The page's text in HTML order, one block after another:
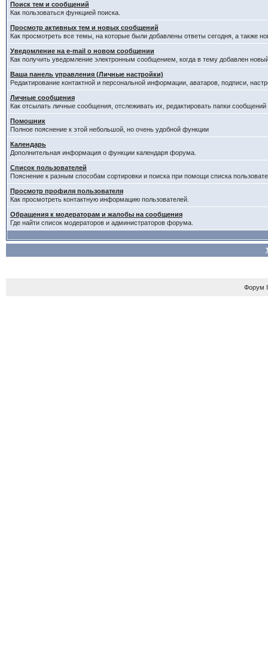
Поиск тем и сообщений
Как пользоваться функцией поиска.
Просмотр активных тем и новых сообщений
Как просмотреть все темы, на которые были добавлены ответы сегодня, а также
Уведомление на е-mail о новом сообщении
Как получить уведомление электронным сообщением, когда в тему добавлен
Ваша панель управления (Личные настройки)
Редактирование контактной и персональной информации, аватаров, подписи,
Личные сообщения
Как отсылать личные сообщения, отслеживать их, редактировать папки
Помошник
Полное пояснение к этой небольшой, но очень удобной функции
Календарь
Дополнительная информация о функции календаря форума.
Список пользователей
Пояснение к разным способам сортировки и поиска при помощи списка
Просмотр профиля пользователя
Как просмотреть контактную информацию пользователей.
Обращения к модераторам и жалобы на сообщения
Где найти список модераторов и администраторов форума.
Форум